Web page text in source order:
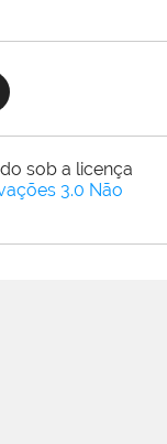
sob a licença
3.0 Não